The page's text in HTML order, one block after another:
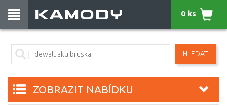
HLEDAT
0 ks
ZOBRAZIT NABÍDKU